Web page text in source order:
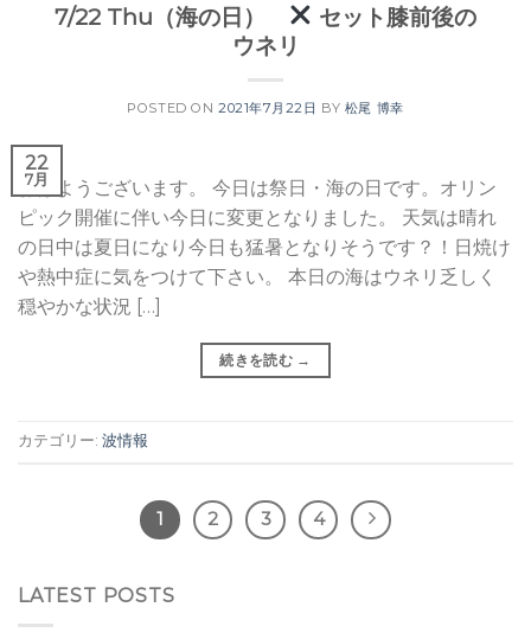
7/22 Thu（海の日）
セット膝前後の
ウネリ
POSTED ON 2021年7月22日 BY 松尾 博幸
22
7月
おはようございます。 今日は祭日・海の日です。オリン
ピック開催に伴い今日に変更となりました。 天気は晴れ
の日中は夏日になり今日も猛暑となりそうです？！日焼け
や熱中症に気をつけて下さい。 本日の海はウネリ乏しく
穏やかな状況 […]
続きを読む →
カテゴリー: 波情報
1 2 3 4
LATEST POSTS